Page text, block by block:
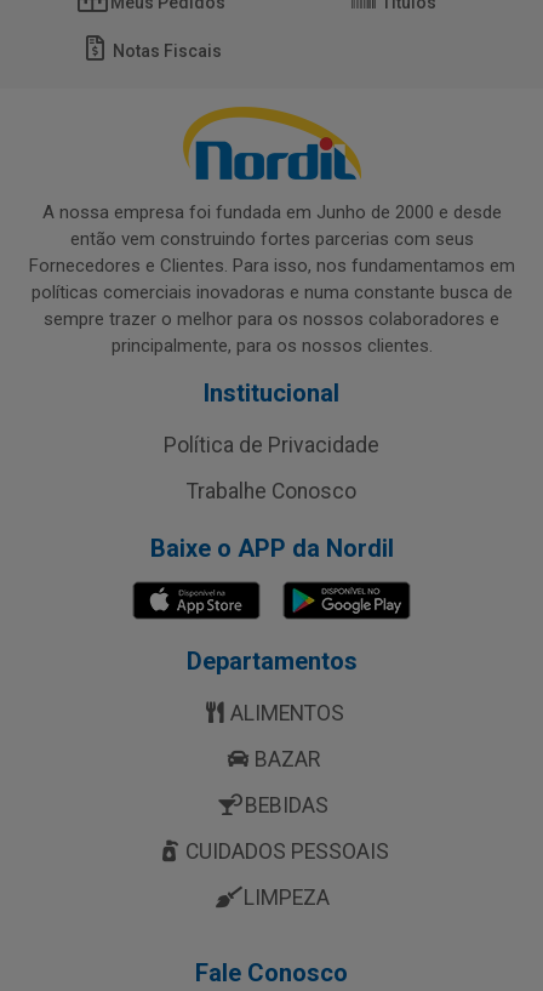
Notas Fiscais
A nossa empresa foi fundada em Junho de 2000 e desde
então vem construindo fortes parcerias com seus
Fornecedores e Clientes. Para isso, nos fundamentamos em
políticas comerciais inovadoras e numa constante busca de
sempre trazer o melhor para os nossos colaboradores e
principalmente, para os nossos clientes.
Institucional
Política de Privacidade
Trabalhe Conosco
Baixe o APP da Nordil
Departamentos
ALIMENTOS
BAZAR
BEBIDAS
CUIDADOS PESSOAIS
LIMPEZA
Fale Conosco